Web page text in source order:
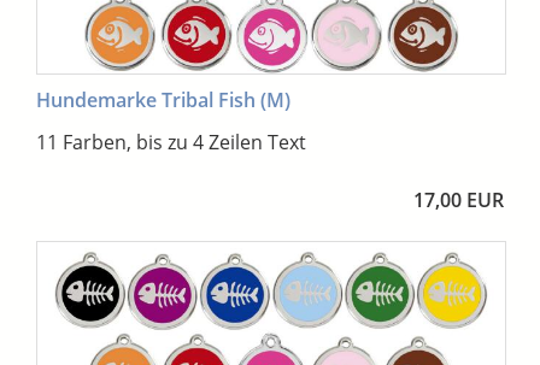
Hundemarke Tribal Fish (M)
11 Farben, bis zu 4 Zeilen Text
17,00 EUR